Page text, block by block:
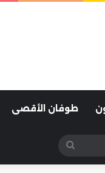
طوفان الأقصى
بحث
عن